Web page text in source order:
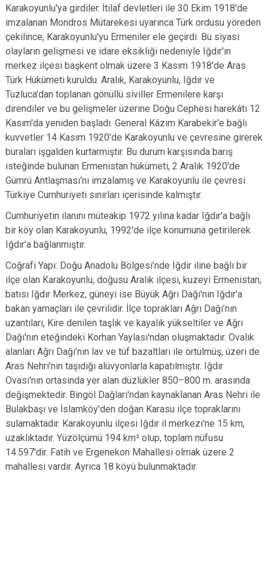
Karakoyunlu'ya girdiler. İtilaf devletleri ile 30 Ekim 1918'de
imzalanan Mondros Mütarekesi uyarınca Türk ordusu yöreden
çekilince, Karakoyunlu'yu Ermeniler ele geçirdi. Bu siyasi
olayların gelişmesi ve idare eksikliği nedeniyle Iğdır'ın
merkez ilçesi başkent olmak üzere 3 Kasım 1918'de Aras
Türk Hükümeti kuruldu. Aralık, Karakoyunlu, Iğdır ve
Tuzluca'dan toplanan gönüllü siviller Ermenilere karşı
direndiler ve bu gelişmeler üzerine Doğu Cephesi harekâtı 12
Kasım'da yeniden başladı. General Kâzım Karabekir'e bağlı
kuvvetler 14 Kasım 1920'de Karakoyunlu ve çevresine girerek
buraları işgalden kurtarmıştır. Bu durum karşısında barış
isteğinde bulunan Ermenistan hükümeti, 2 Aralık 1920'de
Gümrü Antlaşması'nı imzalamış ve Karakoyunlu ile çevresi
Türkiye Cumhuriyeti sınırları içerisinde kalmıştır.
Cumhuriyetin ilanını müteakip 1972 yılına kadar Iğdır'a bağlı
bir köy olan Karakoyunlu, 1992'de ilçe konumuna getirilerek
Iğdır'a bağlanmıştır.
Coğrafi Yapı: Doğu Anadolu Bölgesi’nde Iğdır iline bağlı bir
ilçe olan Karakoyunlu, doğusu Aralık ilçesi, kuzeyi Ermenistan,
batısı Iğdır Merkez, güneyi ise Büyük Ağrı Dağı'nın Iğdır’a
bakan yamaçları ile çevrilidir. İlçe toprakları Ağrı Dağı’nın
uzantıları, Kire denilen taşlık ve kayalık yükseltiler ve Ağrı
Dağı'nın eteğindeki Korhan Yaylası'ndan oluşmaktadır. Ovalık
alanları Ağrı Dağı’nın lav ve tüf bazaltları ile örtülmüş, üzeri de
Aras Nehri'nin taşıdığı alüvyonlarla kapatılmıştır. Iğdır
Ovası'nın ortasında yer alan düzlükler 850–800 m. arasında
değişmektedir. Bingöl Dağları'ndan kaynaklanan Aras Nehri ile
Bulakbaşı ve İslamköy'den doğan Karasu ilçe topraklarını
sulamaktadır. Karakoyunlu ilçesi Iğdır il merkezi'ne 15 km,
uzaklıktadır. Yüzölçümü 194 km² olup, toplam nüfusu
14.597'dir. Fatih ve Ergenekon Mahallesi olmak üzere 2
mahallesi vardır. Ayrıca 18 köyü bulunmaktadır.